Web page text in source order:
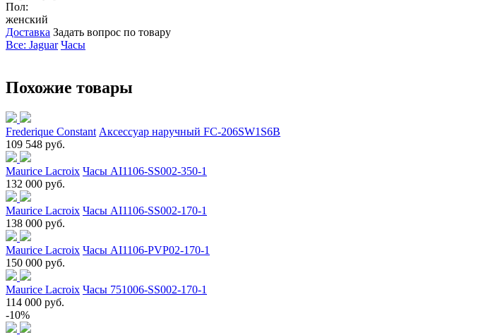
Пол:
женский
Доставка Задать вопрос по товару
Все: Jaguar Часы
Похожие товары
Frederique Constant Аксессуар наручный FC-206SW1S6B
109 548 руб.
Maurice Lacroix Часы AI1106-SS002-350-1
132 000 руб.
Maurice Lacroix Часы AI1106-SS002-170-1
138 000 руб.
Maurice Lacroix Часы AI1106-PVP02-170-1
150 000 руб.
Maurice Lacroix Часы 751006-SS002-170-1
114 000 руб.
-10%